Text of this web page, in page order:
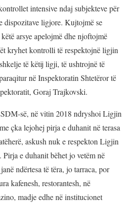
intensive ndaj subjekteve për
dispozitave ligjore. Kujtojmë se
arsye apelojmë dhe njoftojmë
kryhet kontrolli të respektojnë ligjin
të këtij ligji, të ushtrojnë të
në Inspektoratin Shtetëror të
Goraj Trajkovski.
së, në vitin 2018 ndryshoi Ligjin
çka lejohej pirja e duhanit në terasa
askush nuk e respekton Ligjin
e duhanit bëhet jo vetëm në
ndërtesa të tëra, jo tarraca, por
kafenesh, restorantesh, në
madje edhe në institucionet